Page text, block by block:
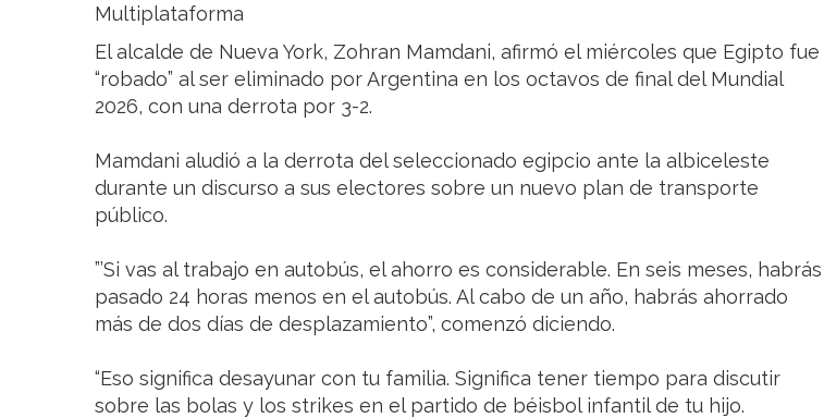
Multiplataforma
El alcalde de Nueva York, Zohran Mamdani, afirmó el miércoles que Egipto fue
“robado” al ser eliminado por Argentina en los octavos de final del Mundial
2026, con una derrota por 3-2.
Mamdani aludió a la derrota del seleccionado egipcio ante la albiceleste
durante un discurso a sus electores sobre un nuevo plan de transporte
público.
”’Si vas al trabajo en autobús, el ahorro es considerable. En seis meses, habrás
pasado 24 horas menos en el autobús. Al cabo de un año, habrás ahorrado
más de dos días de desplazamiento”, comenzó diciendo.
“Eso significa desayunar con tu familia. Significa tener tiempo para discutir
sobre las bolas y los strikes en el partido de béisbol infantil de tu hijo.